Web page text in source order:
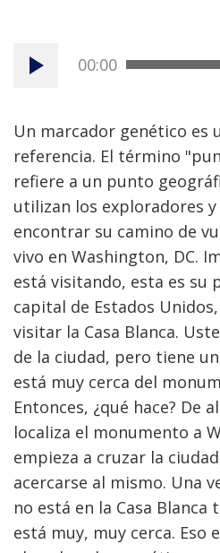
00:00
Un marcador genético es
referencia. El término
refiere a un punto
utilizan los exploradores
encontrar su camino de
vivo en Washington, DC.
está visitando, esta es su
capital de Estados
visitar la Casa Blanca.
de la ciudad, pero tiene
está muy cerca del
Entonces, ¿qué hace? De
localiza el monumento a
empieza a cruzar la
acercarse al mismo. Una
no está en la Casa Blanca
está muy, muy cerca. Eso